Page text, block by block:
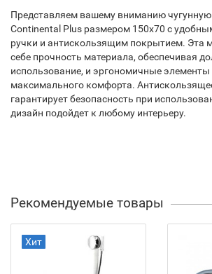
Представляем вашему вниманию чугунную
Continental Plus размером 150x70 с
ручки и антискользящим покрытием. Эта
себе прочность материала, обеспечивая
использование, и эргономичные элементы
максимального комфорта.
гарантирует безопасность при
дизайн подойдет к любому интерьеру.
Рекомендуемые товары
Хит